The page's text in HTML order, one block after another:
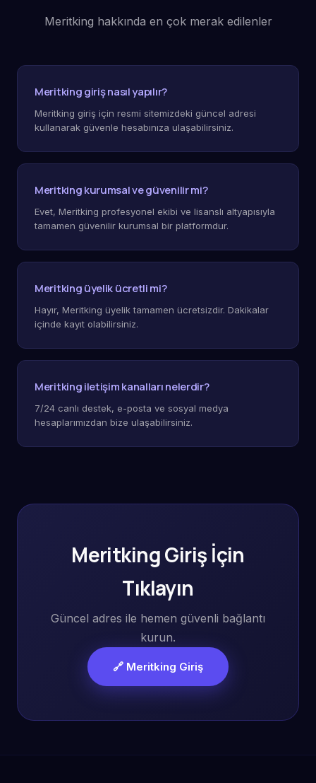
Meritking hakkında en çok merak edilenler
Meritking giriş nasıl yapılır?
Meritking giriş için resmi sitemizdeki güncel adresi
kullanarak güvenle hesabınıza ulaşabilirsiniz.
Meritking kurumsal ve güvenilir mi?
Evet, Meritking profesyonel ekibi ve lisanslı altyapısıyla
tamamen güvenilir kurumsal bir platformdur.
Meritking üyelik ücretli mi?
Hayır, Meritking üyelik tamamen ücretsizdir. Dakikalar
içinde kayıt olabilirsiniz.
Meritking iletişim kanalları nelerdir?
7/24 canlı destek, e-posta ve sosyal medya
hesaplarımızdan bize ulaşabilirsiniz.
Meritking Giriş İçin
Tıklayın
Güncel adres ile hemen güvenli bağlantı
kurun.
🔗 Meritking Giriş